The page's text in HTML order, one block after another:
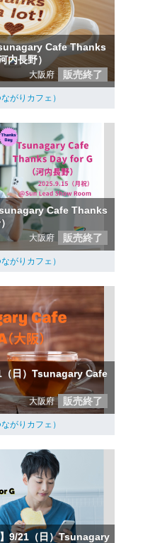
Cafe Thanks
長野）
大阪府 販売終了
がりカフェ）
Cafe Thanks
大阪府 販売終了
がりカフェ）
（日）Tsunagary Cafe
大阪府 販売終了
がりカフェ）
】9/21（日）Tsunagary